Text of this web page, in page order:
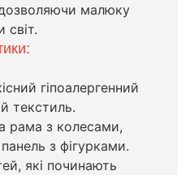
дозволяючи малюку
світ.
гіпоалергенний
текстиль.
рама з колесами,
з фігурками.
які починають